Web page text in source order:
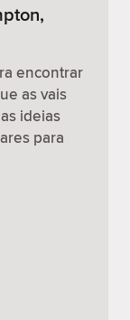
encontrar
as vais
ideias
para